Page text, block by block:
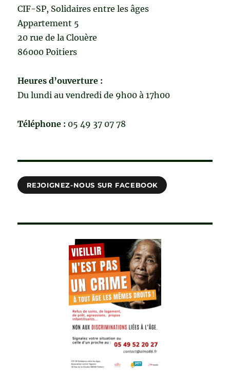
CIF-SP, Solidaires entre les âges
Appartement 5
20 rue de la Clouère
86000 Poitiers
Heures d’ouverture :
Du lundi au vendredi de 9h00 à 17h00
Téléphone : 05 49 37 07 78
REJOIGNEZ-NOUS SUR FACEBOOK